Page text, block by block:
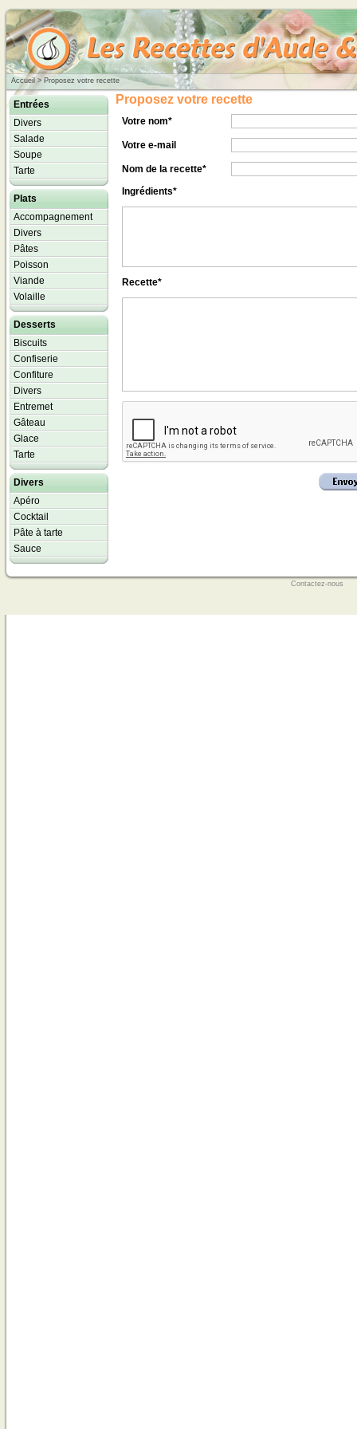
Accueil > Proposez votre recette
Entrées
Divers
Salade
Soupe
Tarte
Plats
Accompagnement
Divers
Pâtes
Poisson
Viande
Volaille
Desserts
Biscuits
Confiserie
Confiture
Divers
Entremet
Gâteau
Glace
Tarte
Divers
Apéro
Cocktail
Pâte à tarte
Sauce
Proposez votre recette
Votre nom*
Votre e-mail
Nom de la recette*
Ingrédients*
Recette*
Contactez-nous